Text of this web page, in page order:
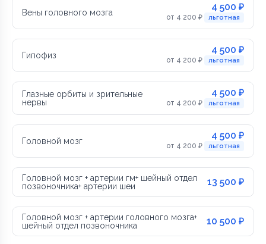
Вены головного мозга 4 500 ₽
от 4 200 ₽ льготная
Гипофиз 4 500 ₽
от 4 200 ₽ льготная
Глазные орбиты и зрительные
нервы
4 500 ₽
от 4 200 ₽ льготная
Головной мозг 4 500 ₽
от 4 200 ₽ льготная
Головной мозг + артерии гм+ шейный отдел
позвоночника+ артерии шеи
13 500 ₽
Головной мозг + артерии головного мозга+
шейный отдел позвоночника
10 500 ₽